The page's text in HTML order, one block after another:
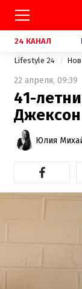
24 КАНАЛ
Lifestyle 24
22 апреля, 09:39
41-
Юлия